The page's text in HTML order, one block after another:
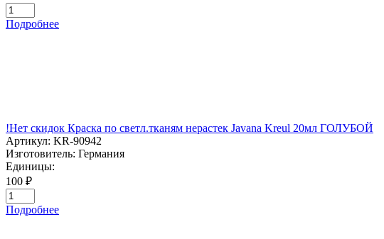
Подробнее
!Нет скидок Краска по светл.тканям нерастек Javana Kreul 20мл ГОЛУБОЙ
Артикул: KR-90942
Изготовитель: Германия
Единицы:
100 ₽
Подробнее